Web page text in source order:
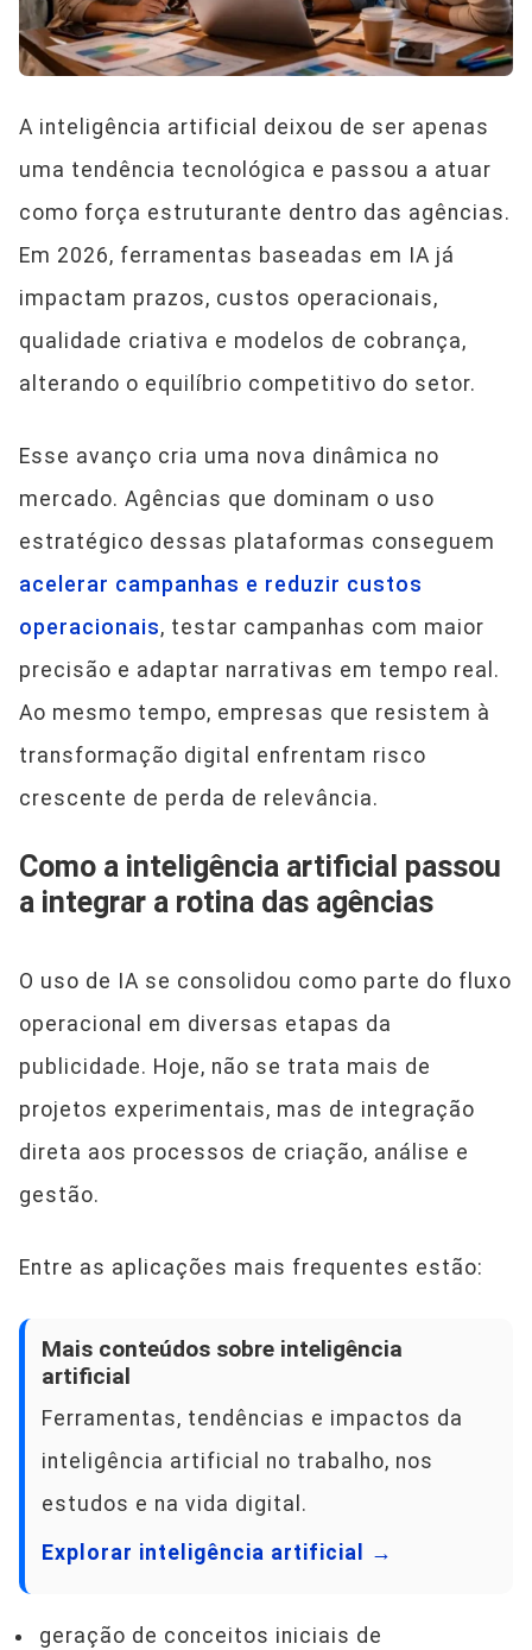
A inteligência artificial deixou de ser apenas
uma tendência tecnológica e passou a atuar
como força estruturante dentro das agências.
Em 2026, ferramentas baseadas em IA já
impactam prazos, custos operacionais,
qualidade criativa e modelos de cobrança,
alterando o equilíbrio competitivo do setor.
Esse avanço cria uma nova dinâmica no
mercado. Agências que dominam o uso
estratégico dessas plataformas conseguem
acelerar campanhas e reduzir custos
operacionais, testar campanhas com maior
precisão e adaptar narrativas em tempo real.
Ao mesmo tempo, empresas que resistem à
transformação digital enfrentam risco
crescente de perda de relevância.
Como a inteligência artificial passou
a integrar a rotina das agências
O uso de IA se consolidou como parte do fluxo
operacional em diversas etapas da
publicidade. Hoje, não se trata mais de
projetos experimentais, mas de integração
direta aos processos de criação, análise e
gestão.
Entre as aplicações mais frequentes estão:
Mais conteúdos sobre inteligência
artificial
Ferramentas, tendências e impactos da
inteligência artificial no trabalho, nos
estudos e na vida digital.
Explorar inteligência artificial →
geração de conceitos iniciais de